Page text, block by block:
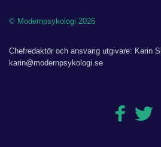
© Modernpsykologi 2026
Chefredaktör och ansvarig utgivare: Karin
karin@modernpsykologi.se